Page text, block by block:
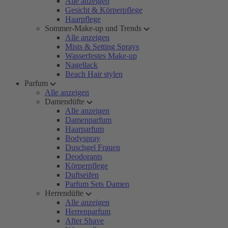
Gesicht & Körperpflege
Haarpflege
Sommer-Make-up und Trends
Alle anzeigen
Mists & Setting Sprays
Wasserfestes Make-up
Nagellack
Beach Hair stylen
Parfum
Alle anzeigen
Damendüfte
Alle anzeigen
Damenparfum
Haarparfum
Bodyspray
Duschgel Frauen
Deodorants
Körperpflege
Duftseifen
Parfum Sets Damen
Herrendüfte
Alle anzeigen
Herrenparfum
After Shave